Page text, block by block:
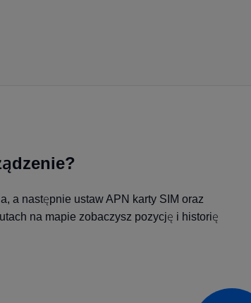
a następnie ustaw APN karty SIM oraz
na mapie zobaczysz pozycję i historię